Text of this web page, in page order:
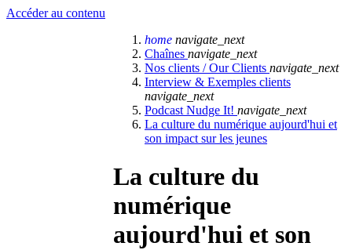
Accéder au contenu
home navigate_next
Chaînes navigate_next
Nos clients / Our Clients navigate_next
Interview & Exemples clients
navigate_next
Podcast Nudge It! navigate_next
La culture du numérique aujourd'hui et
son impact sur les jeunes
La culture du
numérique
aujourd'hui et son